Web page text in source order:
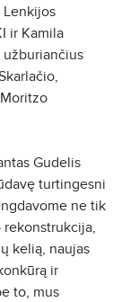
Lenkijos
ir Kamila
užburiančius
Gudelis
turtingesni
ne tik
kelią, naujas
ir
to, mus